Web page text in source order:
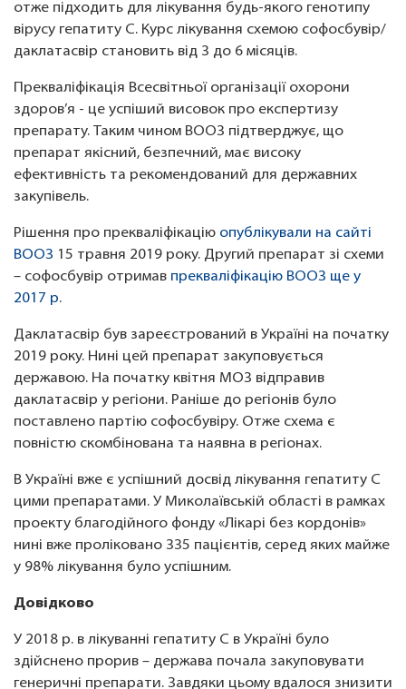
отже підходить для лікування будь-якого генотипу
вірусу гепатиту С. Курс лікування схемою софосбувір/
даклатасвір становить від 3 до 6 місяців.
Прекваліфікація Всесвітньої організації охорони
здоров’я - це успіший висовок про експертизу
препарату. Таким чином ВООЗ підтверджує, що
препарат якісний, безпечний, має високу
ефективність та рекомендований для державних
закупівель.
Рішення про прекваліфікацію опублікували на сайті
ВООЗ 15 травня 2019 року. Другий препарат зі схеми
– софосбувір отримав прекваліфікацію ВООЗ ще у
2017 р.
Даклатасвір був зареєстрований в Україні на початку
2019 року. Нині цей препарат закуповується
державою. На початку квітня МОЗ відправив
даклатасвір у регіони. Раніше до регіонів було
поставлено партію софосбувіру. Отже схема є
повністю скомбінована та наявна в регіонах.
В Україні вже є успішний досвід лікування гепатиту С
цими препаратами. У Миколаївській області в рамках
проекту благодійного фонду «Лікарі без кордонів»
нині вже проліковано 335 пацієнтів, серед яких майже
у 98% лікування було успішним.
Довідково
У 2018 р. в лікуванні гепатиту С в Україні було
здійснено прорив – держава почала закуповувати
генеричні препарати. Завдяки цьому вдалося знизити